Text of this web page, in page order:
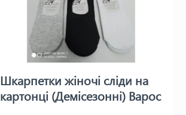
Шкарпетки жіночі сліди на
картонці (Демісезонні) Варос